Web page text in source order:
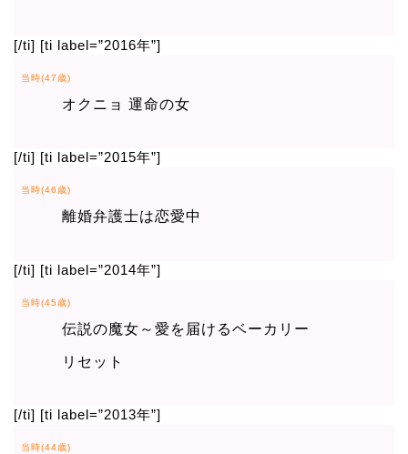
[/ti] [ti label=”2016年”]
当時(47歳)
オクニョ 運命の女
[/ti] [ti label=”2015年”]
当時(46歳)
離婚弁護士は恋愛中
[/ti] [ti label=”2014年”]
当時(45歳)
伝説の魔女～愛を届けるベーカリー
リセット
[/ti] [ti label=”2013年”]
当時(44歳)